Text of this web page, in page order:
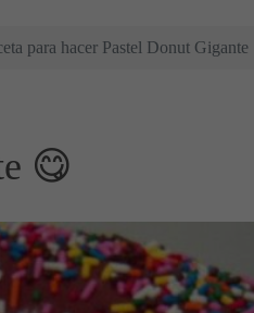
para hacer Pastel Donut
😋